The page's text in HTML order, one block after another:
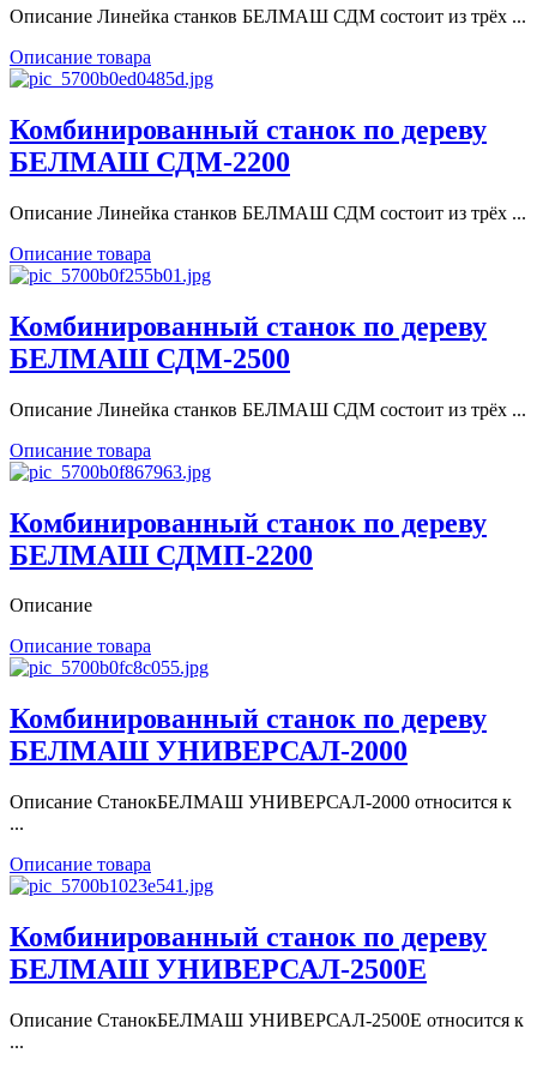
Описание Линейка станков БЕЛМАШ СДМ состоит из трёх ...
Описание товара
Комбинированный станок по дереву
БЕЛМАШ СДМ-2200
Описание Линейка станков БЕЛМАШ СДМ состоит из трёх ...
Описание товара
Комбинированный станок по дереву
БЕЛМАШ СДМ-2500
Описание Линейка станков БЕЛМАШ СДМ состоит из трёх ...
Описание товара
Комбинированный станок по дереву
БЕЛМАШ СДМП-2200
Описание
Описание товара
Комбинированный станок по дереву
БЕЛМАШ УНИВЕРСАЛ-2000
Описание СтанокБЕЛМАШ УНИВЕРСАЛ-2000 относится к
...
Описание товара
Комбинированный станок по дереву
БЕЛМАШ УНИВЕРСАЛ-2500Е
Описание СтанокБЕЛМАШ УНИВЕРСАЛ-2500Е относится к
...